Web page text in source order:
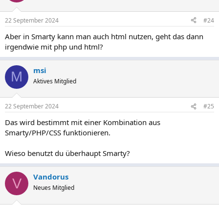
22 September 2024 #24
Aber in Smarty kann man auch html nutzen, geht das dann
irgendwie mit php und html?
M msi
Aktives Mitglied
22 September 2024 #25
Das wird bestimmt mit einer Kombination aus
Smarty/PHP/CSS funktionieren.
Wieso benutzt du überhaupt Smarty?
V Vandorus
Neues Mitglied